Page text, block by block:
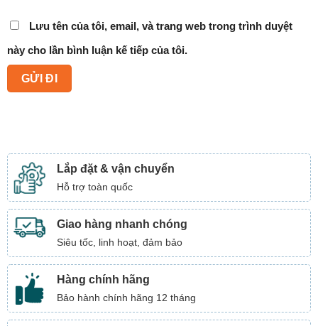
Lưu tên của tôi, email, và trang web trong trình duyệt
này cho lần bình luận kế tiếp của tôi.
Lắp đặt & vận chuyển
Hỗ trợ toàn quốc
Giao hàng nhanh chóng
Siêu tốc, linh hoạt, đảm bảo
Hàng chính hãng
Bảo hành chính hãng 12 tháng